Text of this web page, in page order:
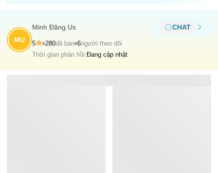
MU
Minh Ðăng Us CHAT
5 280đã bán 6người theo dõi
Thời gian phản hồi:Đang cập nhật